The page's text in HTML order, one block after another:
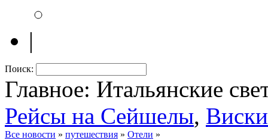
|
Поиск:
Главное: Итальянские
Рейсы на Сейшелы,
Все новости » путешествия » Отели »